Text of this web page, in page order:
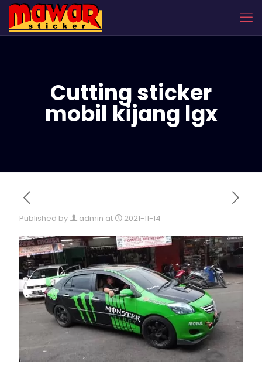
Cutting sticker
mobil kijang lgx
Published by admin at 2021-11-14